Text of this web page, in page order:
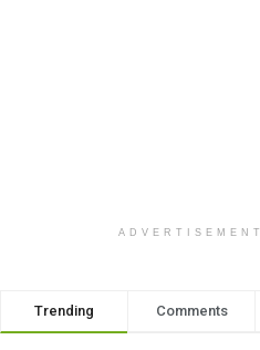
ADVERTISEMENT
Trending Comments